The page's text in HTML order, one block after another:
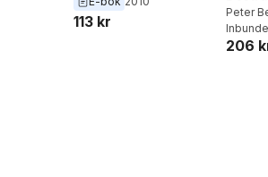
113 kr
Peter
206